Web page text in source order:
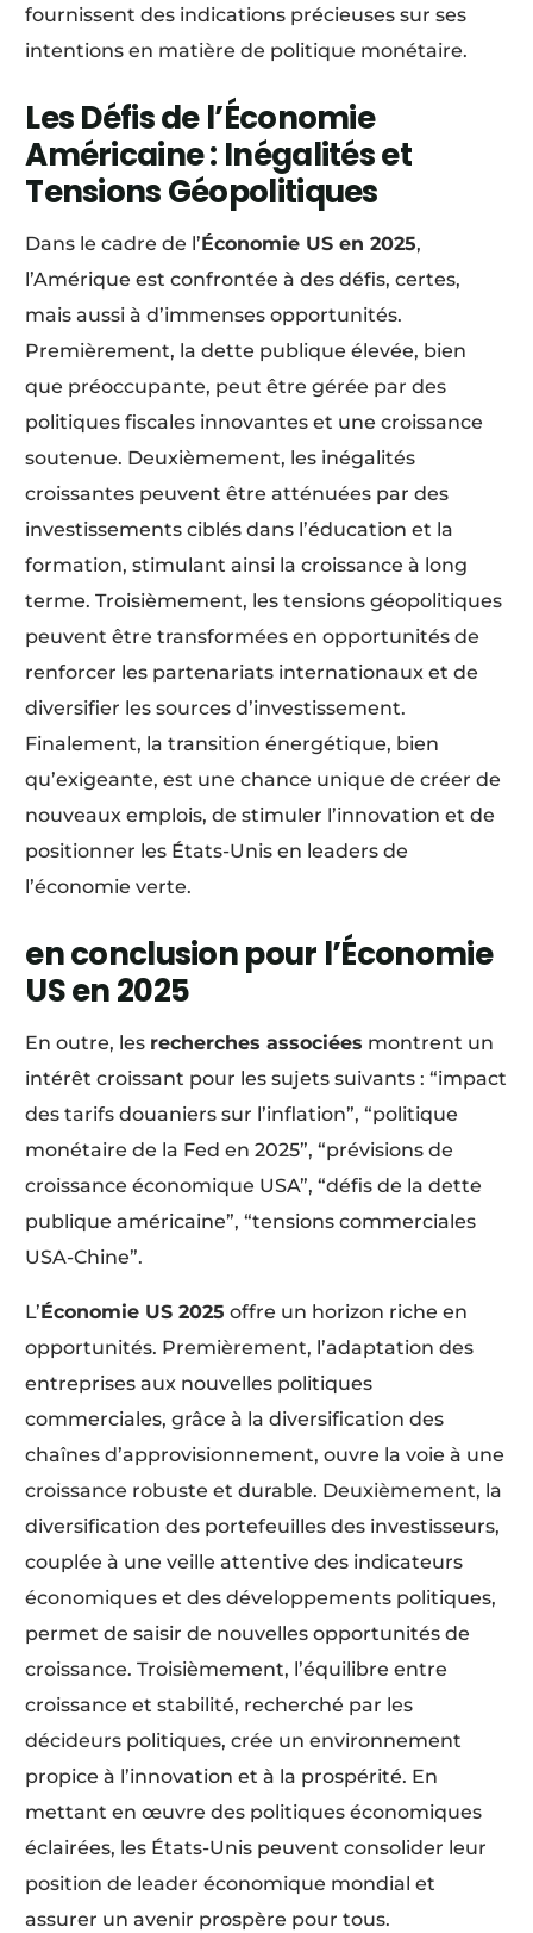
fournissent des indications précieuses sur ses
intentions en matière de politique monétaire.
Les Défis de l’Économie
Américaine : Inégalités et
Tensions Géopolitiques
Dans le cadre de l’Économie US en 2025,
l’Amérique est confrontée à des défis, certes,
mais aussi à d’immenses opportunités.
Premièrement, la dette publique élevée, bien
que préoccupante, peut être gérée par des
politiques fiscales innovantes et une croissance
soutenue. Deuxièmement, les inégalités
croissantes peuvent être atténuées par des
investissements ciblés dans l’éducation et la
formation, stimulant ainsi la croissance à long
terme. Troisièmement, les tensions géopolitiques
peuvent être transformées en opportunités de
renforcer les partenariats internationaux et de
diversifier les sources d’investissement.
Finalement, la transition énergétique, bien
qu’exigeante, est une chance unique de créer de
nouveaux emplois, de stimuler l’innovation et de
positionner les États-Unis en leaders de
l’économie verte.
en conclusion pour l’Économie
US en 2025
En outre, les recherches associées montrent un
intérêt croissant pour les sujets suivants : “impact
des tarifs douaniers sur l’inflation”, “politique
monétaire de la Fed en 2025”, “prévisions de
croissance économique USA”, “défis de la dette
publique américaine”, “tensions commerciales
USA-Chine”.
L’Économie US 2025 offre un horizon riche en
opportunités. Premièrement, l’adaptation des
entreprises aux nouvelles politiques
commerciales, grâce à la diversification des
chaînes d’approvisionnement, ouvre la voie à une
croissance robuste et durable. Deuxièmement, la
diversification des portefeuilles des investisseurs,
couplée à une veille attentive des indicateurs
économiques et des développements politiques,
permet de saisir de nouvelles opportunités de
croissance. Troisièmement, l’équilibre entre
croissance et stabilité, recherché par les
décideurs politiques, crée un environnement
propice à l’innovation et à la prospérité. En
mettant en œuvre des politiques économiques
éclairées, les États-Unis peuvent consolider leur
position de leader économique mondial et
assurer un avenir prospère pour tous.